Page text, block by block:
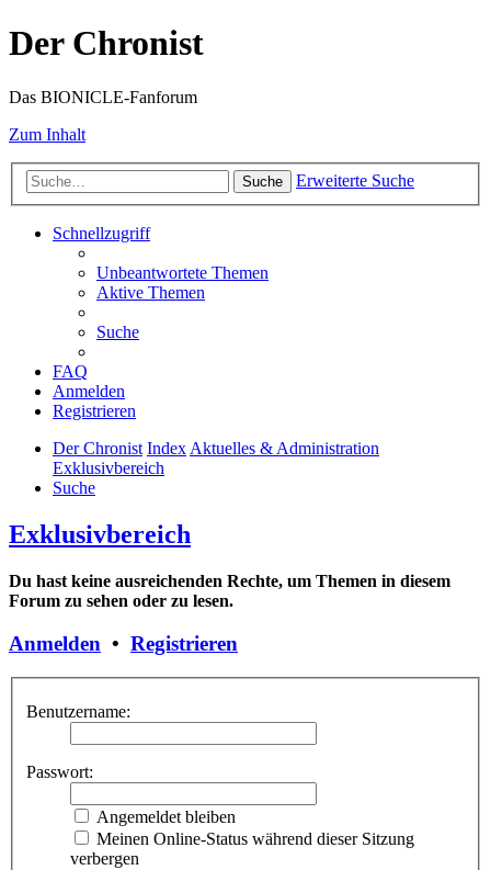
Der Chronist
Das BIONICLE-Fanforum
Zum Inhalt
Suche Erweiterte Suche
Schnellzugriff
Unbeantwortete Themen
Aktive Themen
Suche
FAQ
Anmelden
Registrieren
Der Chronist IndexAktuelles & Administration
Exklusivbereich
Suche
Exklusivbereich
Du hast keine ausreichenden Rechte, um Themen in diesem
Forum zu sehen oder zu lesen.
Anmelden • Registrieren
Benutzername:
Passwort:
Angemeldet bleiben
Meinen Online-Status während dieser Sitzung
verbergen